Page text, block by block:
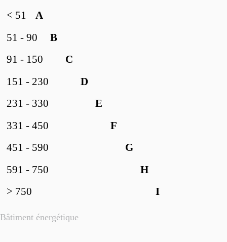
Bâtiment énergétique
A
< 51
B
51 - 90
C
91 - 150
D
151 - 230
E
231 - 330
F
331 - 450
G
451 - 590
H
591 - 750
I
> 750